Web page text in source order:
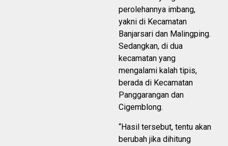
perolehannya imbang,
yakni di Kecamatan
Banjarsari dan Malingping.
Sedangkan, di dua
kecamatan yang
mengalami kalah tipis,
berada di Kecamatan
Panggarangan dan
Cigemblong.
“Hasil tersebut, tentu akan
berubah jika dihitung